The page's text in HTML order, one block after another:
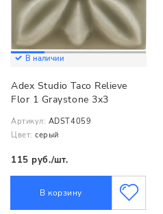
В наличии
Adex Studio Taco Relieve
Flor 1 Graystone 3x3
Артикул: ADST4059
Цвет: серый
115 руб./шт.
В корзину